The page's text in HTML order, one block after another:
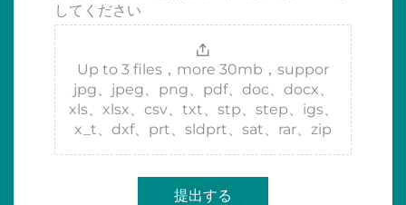
してください
Up to 3 files，more 30mb，suppor
jpg、jpeg、png、pdf、doc、docx、
xls、xlsx、csv、txt、stp、step、igs、
x_t、dxf、prt、sldprt、sat、rar、zip
提出する